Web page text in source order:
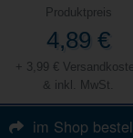
Produktpreis
4,89 €
+ 3,99 €
& inkl. MwSt.
im Shop